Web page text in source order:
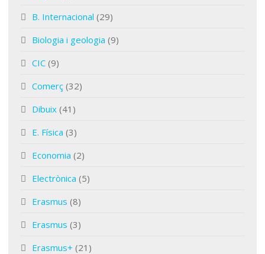
B. Internacional (29)
Biologia i geologia (9)
CIC (9)
Comerç (32)
Dibuix (41)
E. Física (3)
Economia (2)
Electrònica (5)
Erasmus (8)
Erasmus (3)
Erasmus+ (21)